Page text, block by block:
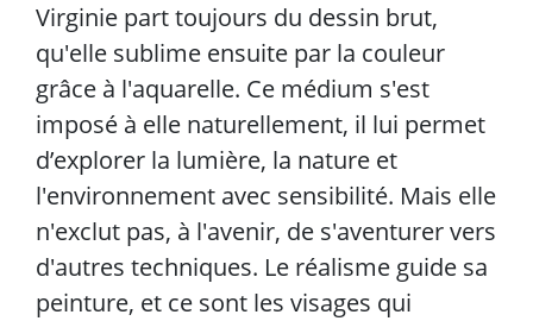
Virginie part toujours du dessin brut,
qu'elle sublime ensuite par la couleur
grâce à l'aquarelle. Ce médium s'est
imposé à elle naturellement, il lui permet
d’explorer la lumière, la nature et
l'environnement avec sensibilité. Mais elle
n'exclut pas, à l'avenir, de s'aventurer vers
d'autres techniques. Le réalisme guide sa
peinture, et ce sont les visages qui